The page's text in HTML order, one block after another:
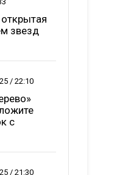
звезд
/ 22:10
с
/ 21:30